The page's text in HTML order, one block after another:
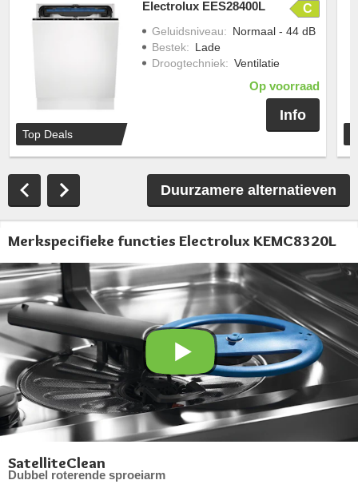
Top Deals
Electrolux EES28400L C
Geluidsniveau: Normaal - 44 dB
Bestek: Lade
Droogtechniek: Ventilatie
Op voorraad
Info
Duurzamere alternatieven
Merkspecifieke functies Electrolux KEMC8320L
SatelliteClean
Dubbel roterende sproeiarm